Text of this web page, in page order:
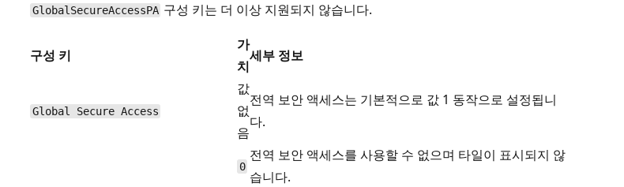
GlobalSecureAccessPA 구성 키는 더 이상 지원되지 않습니다.
구성 키
가
치
세부 정보
Global Secure Access
값
없
음
전역 보안 액세스는 기본적으로 값 1 동작으로 설정됩니
다.
0
전역 보안 액세스를 사용할 수 없으며 타일이 표시되지 않
습니다.